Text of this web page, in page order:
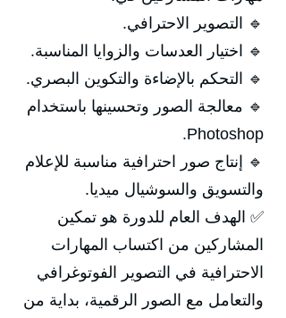
🔹 التصوير الاحترافي.
🔹 اختيار العدسات والزوايا المناسبة.
🔹 التحكم بالإضاءة والتكوين البصري.
🔹 معالجة الصور وتحسينها باستخدام
Photoshop.
🔹 إنتاج صور احترافية مناسبة للإعلام
والتسويق والسوشيال ميديا.
✅ الهدف العام للدورة هو تمكين
المشاركين من اكتساب المهارات
الاحترافية في التصوير الفوتوغرافي
والتعامل مع الصور الرقمية، بداية من